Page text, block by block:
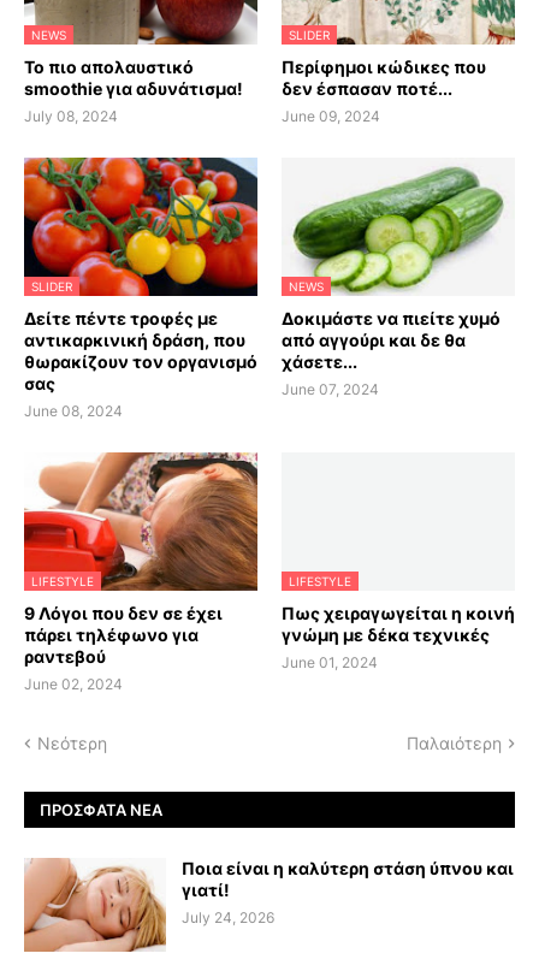
NEWS
Το πιο απολαυστικό
smoothie για αδυνάτισμα!
July 08, 2024
SLIDER
Περίφημοι κώδικες που
δεν έσπασαν ποτέ...
June 09, 2024
SLIDER
Δείτε πέντε τροφές με
αντικαρκινική δράση, που
θωρακίζουν τον οργανισμό
σας
June 08, 2024
NEWS
Δοκιμάστε να πιείτε χυμό
από αγγούρι και δε θα
χάσετε...
June 07, 2024
LIFESTYLE
9 Λόγοι που δεν σε έχει
πάρει τηλέφωνο για
ραντεβού
June 02, 2024
LIFESTYLE
Πως χειραγωγείται η κοινή
γνώμη με δέκα τεχνικές
June 01, 2024
Νεότερη Παλαιότερη
ΠΡΌΣΦΑΤΑ ΝΈΑ
Ποια είναι η καλύτερη στάση ύπνου και
γιατί!
July 24, 2026